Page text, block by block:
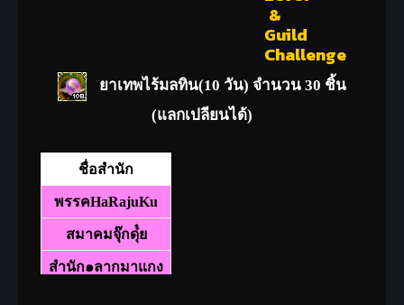
ยาเทพไร้มลทิน(10 วัน) จำนวน 30 ชิ้น
(แลกเปลียนได้)
ชื่อสำนัก
พรรคHaRajuKu
สมาคมจุ๊กดุ๋๋ย
สำนัก๑ลากมาแกง